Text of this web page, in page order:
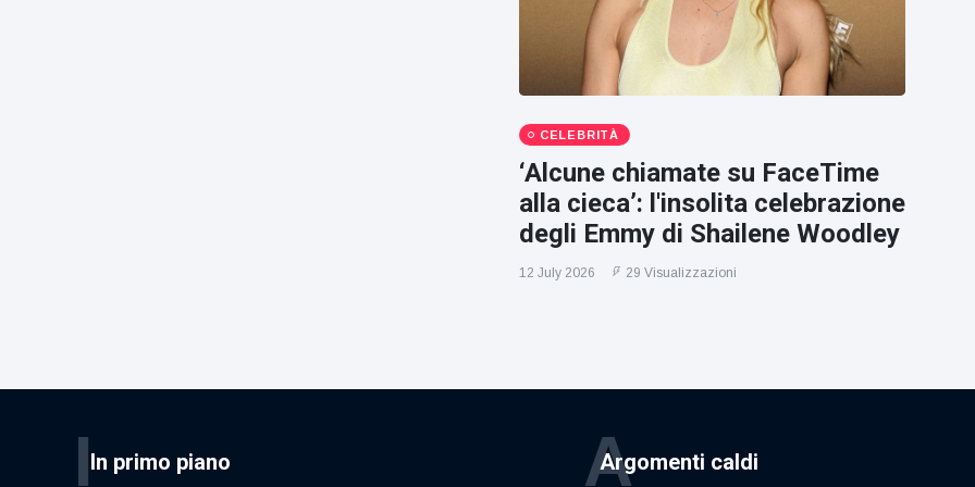
CELEBRITÀ
‘Alcune chiamate su FaceTime
alla cieca’: l'insolita celebrazione
degli Emmy di Shailene Woodley
12 July 2026 29 Visualizzazioni
In primo piano
I Argomenti caldi
A